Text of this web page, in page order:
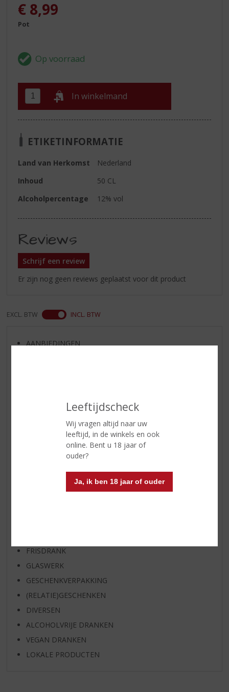
Leeftijdscheck
Wij vragen altijd naar uw
leeftijd, in de winkels en ook
online. Bent u 18 jaar of
ouder?
Ja, ik ben 18 jaar of ouder
€ 8,99
Pot
In winkelmand
ETIKETINFORMATIE
Land van Herkomst
Nederland
Inhoud
50 CL
Alcoholpercentage
12% vol
Reviews
Schrijf een review
Er zijn nog geen reviews geplaatst voor dit product
EXCL. BTW INCL. BTW
AANBIEDINGEN
BIER VAN DE MAAND
EXCLUSIEF TOPSLIJTER
FRISDRANK
GLASWERK
GESCHENKVERPAKKING
(RELATIE)GESCHENKEN
DIVERSEN
ALCOHOLVRIJE DRANKEN
VEGAN DRANKEN
LOKALE PRODUCTEN